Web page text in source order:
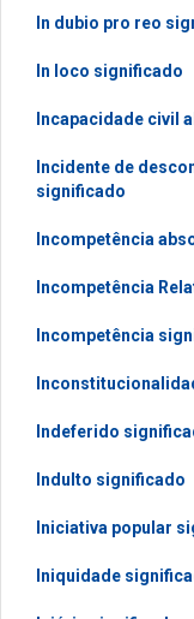
In dubio pro reo
In loco significado
Incapacidade civil
Incidente de
significado
Incompetência
Incompetência
Incompetência
Indeferido
Indulto significado
Iniciativa popular
Iniquidade